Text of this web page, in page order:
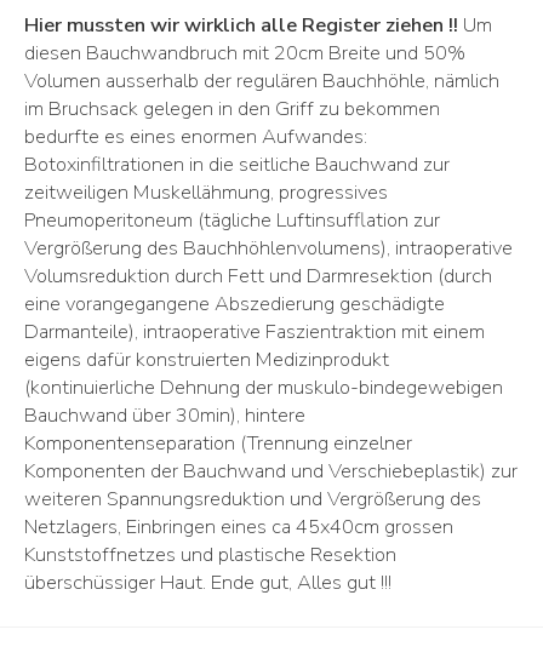
Hier mussten wir wirklich alle Register ziehen !! Um
diesen Bauchwandbruch mit 20cm Breite und 50%
Volumen ausserhalb der regulären Bauchhöhle, nämlich
im Bruchsack gelegen in den Griff zu bekommen
bedurfte es eines enormen Aufwandes:
Botoxinfiltrationen in die seitliche Bauchwand zur
zeitweiligen Muskellähmung, progressives
Pneumoperitoneum (tägliche Luftinsufflation zur
Vergrößerung des Bauchhöhlenvolumens), intraoperative
Volumsreduktion durch Fett und Darmresektion (durch
eine vorangegangene Abszedierung geschädigte
Darmanteile), intraoperative Faszientraktion mit einem
eigens dafür konstruierten Medizinprodukt
(kontinuierliche Dehnung der muskulo-bindegewebigen
Bauchwand über 30min), hintere
Komponentenseparation (Trennung einzelner
Komponenten der Bauchwand und Verschiebeplastik) zur
weiteren Spannungsreduktion und Vergrößerung des
Netzlagers, Einbringen eines ca 45x40cm grossen
Kunststoffnetzes und plastische Resektion
überschüssiger Haut. Ende gut, Alles gut !!!